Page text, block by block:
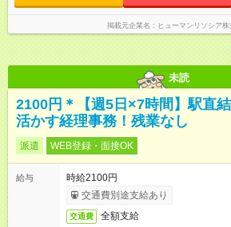
掲載元企業名 ヒューマンリソシア株
未読
2100円＊【週5日×7時間】駅直
活かす経理事務！残業なし
派遣 WEB登録・面接OK
給与
時給2100円
交通費別途支給あり
交通費 全額支給